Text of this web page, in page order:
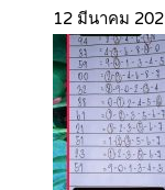
12 มีนาคม